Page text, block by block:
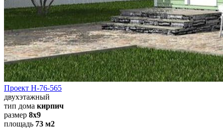
Проект Н-76-565
двухэтажный
тип дома кирпич
размер 8х9
площадь 73 м2